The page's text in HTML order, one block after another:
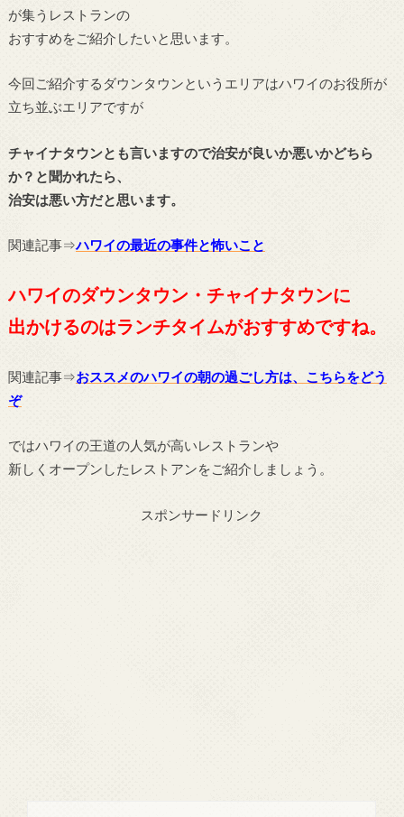
が集うレストランの
おすすめをご紹介したいと思います。
今回ご紹介するダウンタウンというエリアはハワイのお役所が
立ち並ぶエリアですが
チャイナタウンとも言いますので治安が良いか悪いかどちら
か？と聞かれたら、
治安は悪い方だと思います。
関連記事⇒ハワイの最近の事件と怖いこと
ハワイのダウンタウン・チャイナタウンに
出かけるのはランチタイムがおすすめですね。
関連記事⇒おススメのハワイの朝の過ごし方は、こちらをどう
ぞ
ではハワイの王道の人気が高いレストランや
新しくオープンしたレストアンをご紹介しましょう。
スポンサードリンク